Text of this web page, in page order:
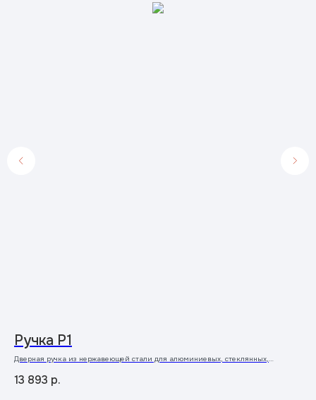
Ручка P1
Дверная ручка из нержавеющей стали для алюминиевых, стеклянных,
13 893 р.